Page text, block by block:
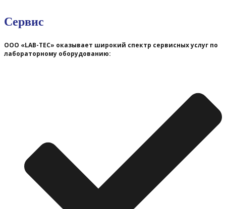
Сервис
ООО «LAB-TEC» оказывает широкий спектр сервисных услуг по
лабораторному оборудованию: